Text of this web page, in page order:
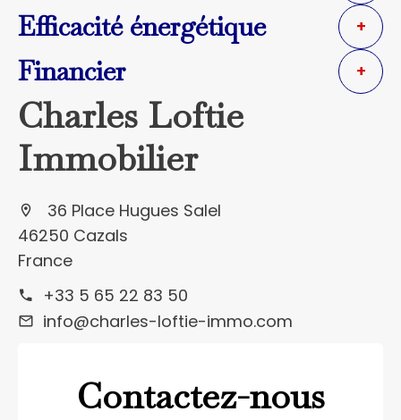
Efficacité énergétique +
Financier +
Charles Loftie
Immobilier
36 Place Hugues Salel
46250 Cazals
France
+33 5 65 22 83 50
info@charles-loftie-immo.com
Contactez-nous